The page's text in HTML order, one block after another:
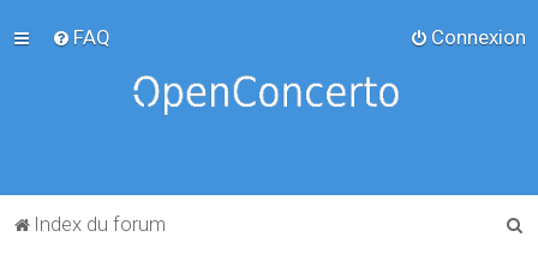
FAQ Connexion
Index du forum